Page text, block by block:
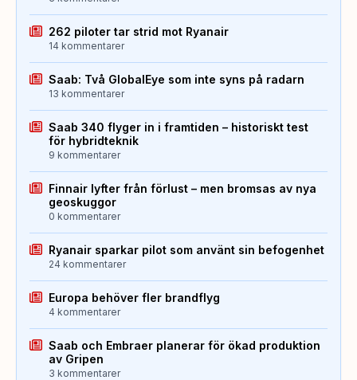
262 piloter tar strid mot Ryanair
14 kommentarer
Saab: Två GlobalEye som inte syns på radarn
13 kommentarer
Saab 340 flyger in i framtiden – historiskt test
för hybridteknik
9 kommentarer
Finnair lyfter från förlust – men bromsas av nya
geoskuggor
0 kommentarer
Ryanair sparkar pilot som använt sin befogenhet
24 kommentarer
Europa behöver fler brandflyg
4 kommentarer
Saab och Embraer planerar för ökad produktion
av Gripen
3 kommentarer